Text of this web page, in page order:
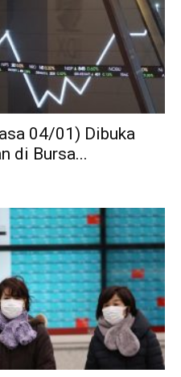
04/01) Dibuka
di Bursa...